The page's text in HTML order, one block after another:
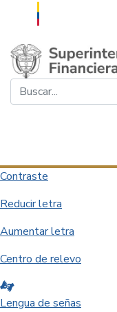
Saltar al contenido
Contraste
Reducir letra
Aumentar letra
Centro de relevo
Lengua de señas